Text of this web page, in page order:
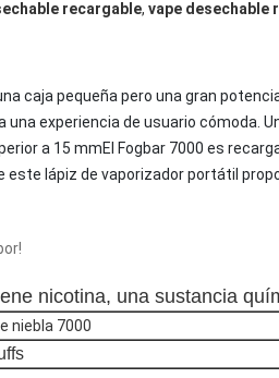
recargable, vape desechable
caja pequeña pero una gran
experiencia de usuario cómoda.
a 15 mmEl Fogbar 7000 es
lápiz de vaporizador portátil
nicotina, una sustancia
niebla 7000